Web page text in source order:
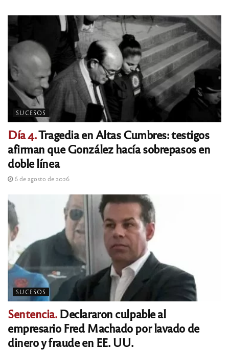
SUCESOS
Día 4.Tragedia en Altas Cumbres: testigos
afirman que González hacía sobrepasos en
doble línea
6 de agosto de 2026
SUCESOS
Sentencia.Declararon culpable al
empresario Fred Machado por lavado de
dinero y fraude en EE. UU.